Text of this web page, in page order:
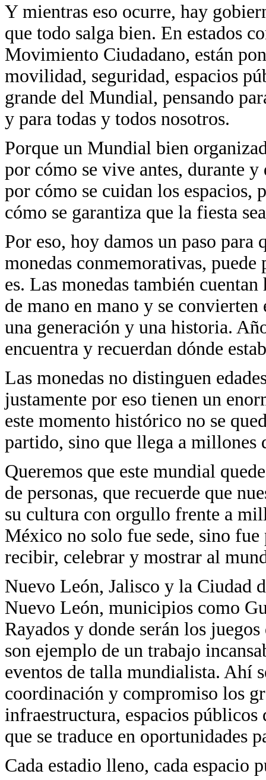
Y mientras eso ocurre, hay
que todo salga bien. En estados
Movimiento Ciudadano, están
movilidad, seguridad, espacios
grande del Mundial, pensando
y para todas y todos nosotros.
Porque un Mundial bien
por cómo se vive antes, durante y
por cómo se cuidan los espacios,
cómo se garantiza que la fiesta
Por eso, hoy damos un paso
monedas conmemorativas,
es. Las monedas también
de mano en mano y se
una generación y una historia.
encuentra y recuerdan dónde
Las monedas no distinguen
justamente por eso tienen un
este momento histórico no se
partido, sino que llega a millones
Queremos que este mundial
de personas, que recuerde que
su cultura con orgullo frente a
México no solo fue sede, sino
recibir, celebrar y mostrar al
Nuevo León, Jalisco y la Ciudad
Nuevo León, municipios como
Rayados y donde serán los
son ejemplo de un trabajo
eventos de talla mundialista. Ahí
coordinación y compromiso los
infraestructura, espacios
que se traduce en oportunidades
Cada estadio lleno, cada espacio